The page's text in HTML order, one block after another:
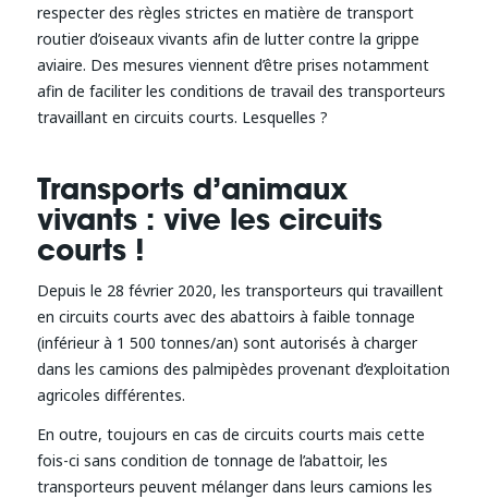
respecter des règles strictes en matière de transport
routier d’oiseaux vivants afin de lutter contre la grippe
aviaire. Des mesures viennent d’être prises notamment
afin de faciliter les conditions de travail des transporteurs
travaillant en circuits courts. Lesquelles ?
Transports d’animaux
vivants : vive les circuits
courts !
Depuis le 28 février 2020, les transporteurs qui travaillent
en circuits courts avec des abattoirs à faible tonnage
(inférieur à 1 500 tonnes/an) sont autorisés à charger
dans les camions des palmipèdes provenant d’exploitation
agricoles différentes.
En outre, toujours en cas de circuits courts mais cette
fois-ci sans condition de tonnage de l’abattoir, les
transporteurs peuvent mélanger dans leurs camions les